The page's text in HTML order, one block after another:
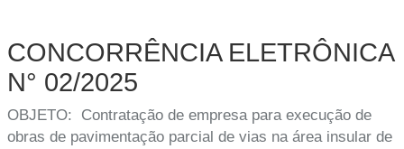
CONCORRÊNCIA ELETRÔNICA
N° 02/2025
OBJETO: Contratação de empresa para execução de
obras de pavimentação parcial de vias na área insular de